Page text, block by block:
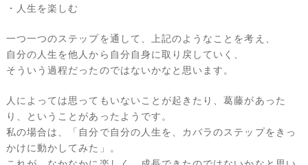
・人生を楽しむ
一つ一つのステップを通して、上記のようなことを考え、
自分の人生を他人から自分自身に取り戻していく、
そういう過程だったのではないかなと思います。
人によっては思ってもいないことが起きたり、葛藤があった
り、ということがあったようです。
私の場合は、「自分で自分の人生を、カバラのステップをきっ
かけに動かしてみた」。